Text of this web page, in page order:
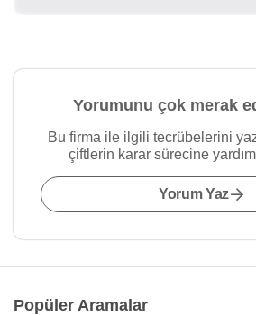
Yorumunu çok merak
Bu firma ile ilgili tecrübelerini
çiftlerin karar sürecine
Yorum Yaz
Popüler Aramalar